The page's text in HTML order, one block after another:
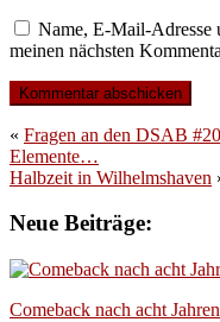
Name, E-Mail-Adresse
meinen nächsten
« Fragen an den DSAB
Elemente…
Halbzeit in Wilhelmshaven
Neue Beiträge:
Comeback nach acht Jahren